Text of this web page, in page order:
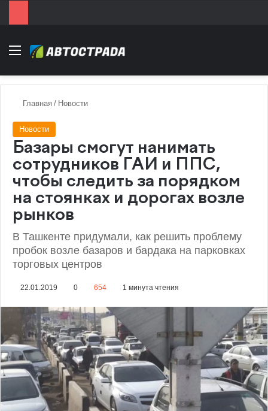
Menu
Главная / Новости
Новости
Базары смогут нанимать
сотрудников ГАИ и ППС,
чтобы следить за порядком
на стоянках и дорогах возле
рынков
В Ташкенте придумали, как решить проблему
пробок возле базаров и бардака на парковках
торговых центров
22.01.2019 0 654 1 минута чтения